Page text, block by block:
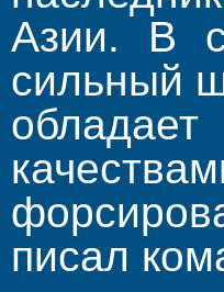
Азии. В
сильный
писал